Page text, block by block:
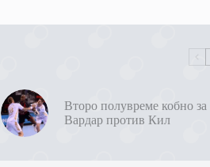
Второ полувреме кобно за
Вардар против Кил